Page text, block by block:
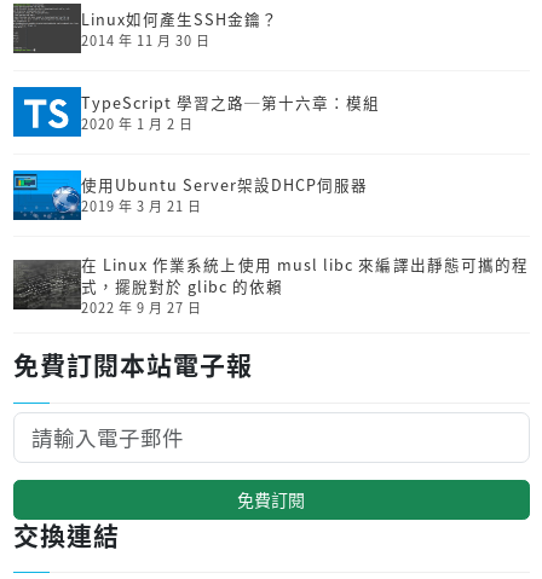
Linux如何產生SSH金鑰？
2014 年 11 月 30 日
TypeScript 學習之路─第十六章：模組
2020 年 1 月 2 日
使用Ubuntu Server架設DHCP伺服器
2019 年 3 月 21 日
在 Linux 作業系統上使用 musl libc 來編譯出靜態可攜的程
式，擺脫對於 glibc 的依賴
2022 年 9 月 27 日
免費訂閱本站電子報
免費訂閱
交換連結